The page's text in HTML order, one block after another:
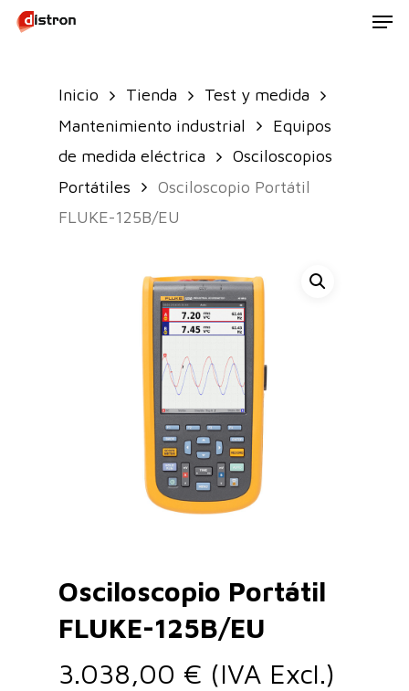
Skip
Inicio Tienda
Test y medida
Mantenimiento industrial
Equipos
de medida eléctrica
Osciloscopios
Portátiles
Osciloscopio Portátil
FLUKE-125B/EU
Osciloscopio Portátil
FLUKE-125B/EU
3.038,00 € (IVA Excl.)